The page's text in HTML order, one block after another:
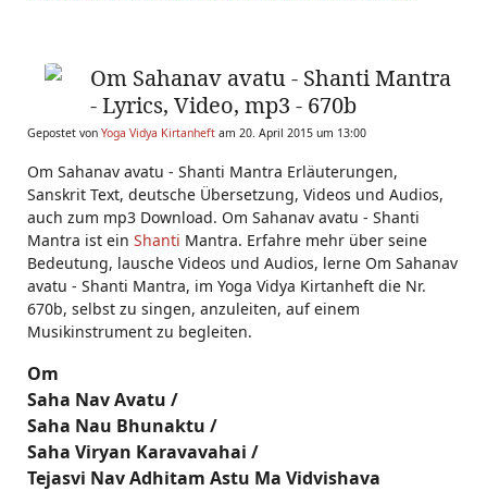
Om Sahanav avatu - Shanti Mantra
- Lyrics, Video, mp3 - 670b
Gepostet von Yoga Vidya Kirtanheft am 20. April 2015 um 13:00
Om Sahanav avatu - Shanti Mantra Erläuterungen,
Sanskrit Text, deutsche Übersetzung, Videos und Audios,
auch zum mp3 Download. Om Sahanav avatu - Shanti
Mantra ist ein Shanti Mantra. Erfahre mehr über seine
Bedeutung, lausche Videos und Audios, lerne Om Sahanav
avatu - Shanti Mantra, im Yoga Vidya Kirtanheft die Nr.
670b, selbst zu singen, anzuleiten, auf einem
Musikinstrument zu begleiten.
Om
Saha Nav Avatu /
Saha Nau Bhunaktu /
Saha Viryan Karavavahai /
Tejasvi Nav Adhitam Astu Ma Vidvishava